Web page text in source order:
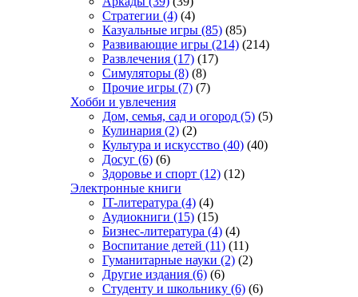
Стратегии (4) (4)
Казуальные игры (85) (85)
Развивающие игры (214) (214)
Развлечения (17) (17)
Симуляторы (8) (8)
Прочие игры (7) (7)
Хобби и увлечения
Дом, семья, сад и огород (5) (5)
Кулинария (2) (2)
Культура и искусство (40) (40)
Досуг (6) (6)
Здоровье и спорт (12) (12)
Электронные книги
IT-литература (4) (4)
Аудиокниги (15) (15)
Бизнес-литература (4) (4)
Воспитание детей (11) (11)
Гуманитарные науки (2) (2)
Другие издания (6) (6)
Студенту и школьнику (6) (6)